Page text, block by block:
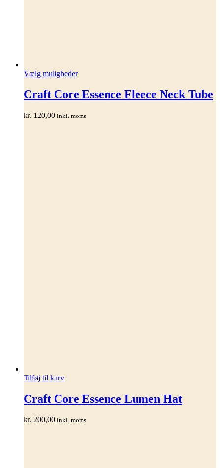
Vælg mulighederDette
har
flere
Mulighederne
Craft Core Essence Fleece Neck Tube
kr. 120,00 inkl. moms
Tilføj til kurv
Craft Core Essence Lumen Hat
kr. 200,00 inkl. moms